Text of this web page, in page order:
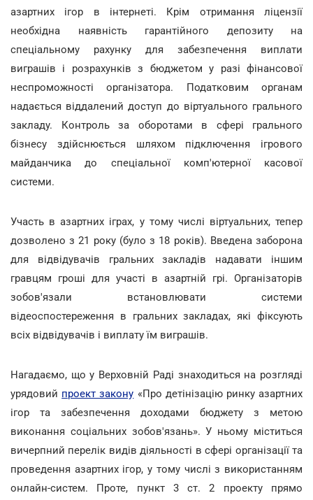
азартних ігор в інтернеті. Крім отримання ліцензії
необхідна наявність гарантійного депозиту на
спеціальному рахунку для забезпечення виплати
виграшів і розрахунків з бюджетом у разі фінансової
неспроможності організатора. Податковим органам
надається віддалений доступ до віртуального грального
закладу. Контроль за оборотами в сфері грального
бізнесу здійснюється шляхом підключення ігрового
майданчика до спеціальної комп'ютерної касової
системи.
Участь в азартних іграх, у тому числі віртуальних, тепер
дозволено з 21 року (було з 18 років). Введена заборона
для відвідувачів гральних закладів надавати іншим
гравцям гроші для участі в азартній грі. Організаторів
зобов'язали встановлювати системи
відеоспостереження в гральних закладах, які фіксують
всіх відвідувачів і виплату їм виграшів.
Нагадаємо, що у Верховній Раді знаходиться на розгляді
урядовий проект закону «Про детінізацію ринку азартних
ігор та забезпечення доходами бюджету з метою
виконання соціальних зобов'язань». У ньому міститься
вичерпний перелік видів діяльності в сфері організації та
проведення азартних ігор, у тому числі з використанням
онлайн-систем. Проте, пункт 3 ст. 2 проекту прямо